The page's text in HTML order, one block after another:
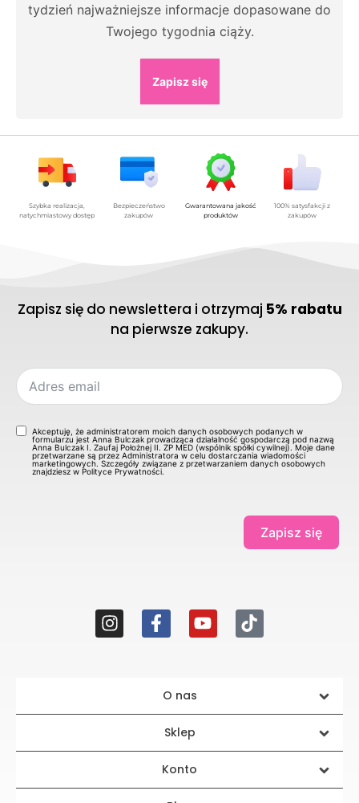
tydzień najważniejsze informacje dopasowane do
Twojego tygodnia ciąży.
Zapisz się
Szybka realizacja,
natychmiastowy dostęp
Bezpieczeństwo
zakupów
Gwarantowana jakość
produktów
100% satysfakcji z
zakupów
Zapisz się do newslettera i otrzymaj 5% rabatu
na pierwsze zakupy.
Akceptuję, że administratorem moich danych osobowych podanych w
formularzu jest Anna Bulczak prowadząca działalność gospodarczą pod nazwą
Anna Bulczak I. Zaufaj Położnej II. ZP MED (wspólnik spółki cywilnej). Moje dane
przetwarzane są przez Administratora w celu dostarczania wiadomości
marketingowych. Szczegóły związane z przetwarzaniem danych osobowych
znajdziesz w Polityce Prywatności.
Zapisz się
O nas
Sklep
Konto